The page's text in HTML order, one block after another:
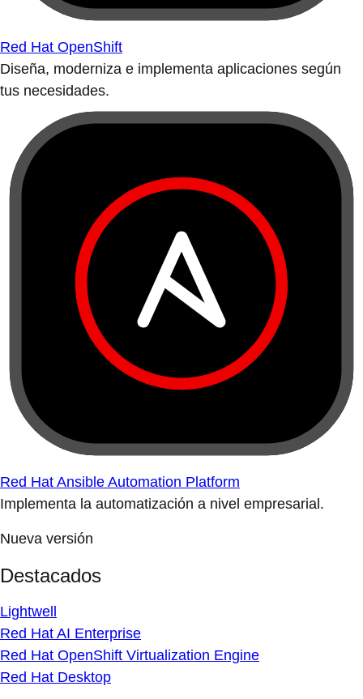
Red Hat OpenShift
Diseña, moderniza e implementa aplicaciones según
tus necesidades.
Red Hat Ansible Automation Platform
Implementa la automatización a nivel empresarial.
Nueva versión
Destacados
Lightwell
Red Hat AI Enterprise
Red Hat OpenShift Virtualization Engine
Red Hat Desktop